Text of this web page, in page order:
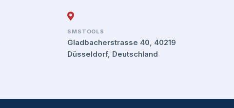
SMSTOOLS
Gladbacherstrasse 40, 40219
Düsseldorf, Deutschland